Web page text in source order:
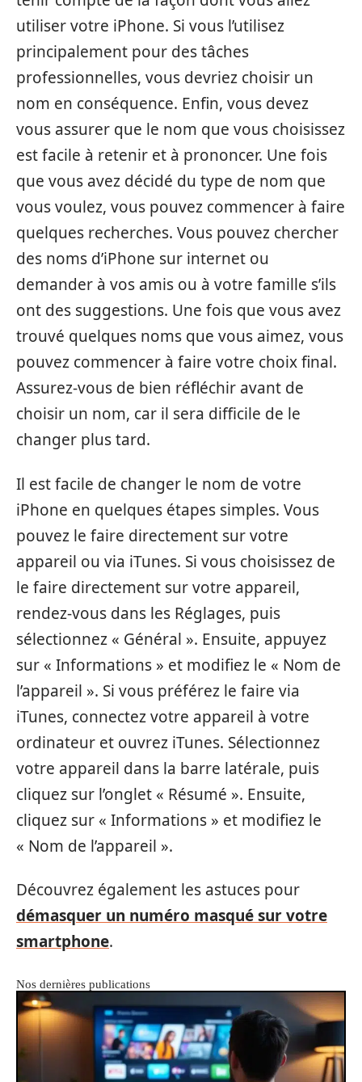
utiliser votre iPhone. Si vous l’utilisez
principalement pour des tâches
professionnelles, vous devriez choisir un
nom en conséquence. Enfin, vous devez
vous assurer que le nom que vous choisissez
est facile à retenir et à prononcer. Une fois
que vous avez décidé du type de nom que
vous voulez, vous pouvez commencer à faire
quelques recherches. Vous pouvez chercher
des noms d’iPhone sur internet ou
demander à vos amis ou à votre famille s’ils
ont des suggestions. Une fois que vous avez
trouvé quelques noms que vous aimez, vous
pouvez commencer à faire votre choix final.
Assurez-vous de bien réfléchir avant de
choisir un nom, car il sera difficile de le
changer plus tard.
Il est facile de changer le nom de votre
iPhone en quelques étapes simples. Vous
pouvez le faire directement sur votre
appareil ou via iTunes. Si vous choisissez de
le faire directement sur votre appareil,
rendez-vous dans les Réglages, puis
sélectionnez « Général ». Ensuite, appuyez
sur « Informations » et modifiez le « Nom de
l’appareil ». Si vous préférez le faire via
iTunes, connectez votre appareil à votre
ordinateur et ouvrez iTunes. Sélectionnez
votre appareil dans la barre latérale, puis
cliquez sur l’onglet « Résumé ». Ensuite,
cliquez sur « Informations » et modifiez le
« Nom de l’appareil ».
Découvrez également les astuces pour
démasquer un numéro masqué sur votre
smartphone.
Nos dernières publications